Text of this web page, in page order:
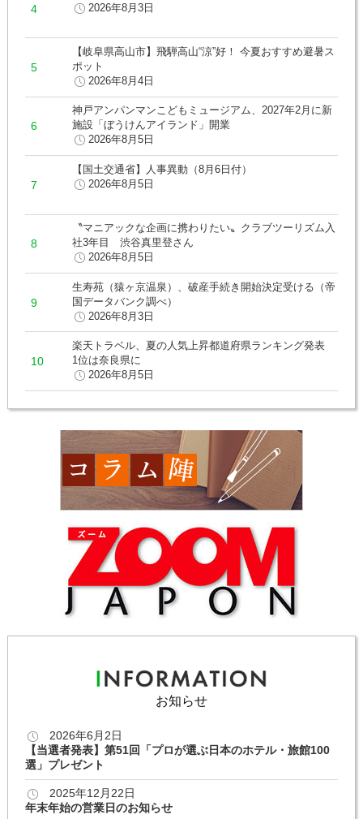
2026年8月3日
【岐阜県高山市】飛騨高山“涼”好！ 今夏おすすめ避暑ス
ポット
2026年8月4日
神戸アンパンマンこどもミュージアム、2027年2月に新
施設「ぼうけんアイランド」開業
2026年8月5日
【国土交通省】人事異動（8月6日付）
2026年8月5日
〝マニアックな企画に携わりたい〟クラブツーリズム入
社3年目 渋谷真里登さん
2026年8月5日
生寿苑（猿ヶ京温泉）、破産手続き開始決定受ける（帝
国データバンク調べ）
2026年8月3日
楽天トラベル、夏の人気上昇都道府県ランキング発表
1位は奈良県に
2026年8月5日
お知らせ
2026年6月2日
【当選者発表】第51回「プロが選ぶ日本のホテル・旅館100
選」プレゼント
2025年12月22日
年末年始の営業日のお知らせ